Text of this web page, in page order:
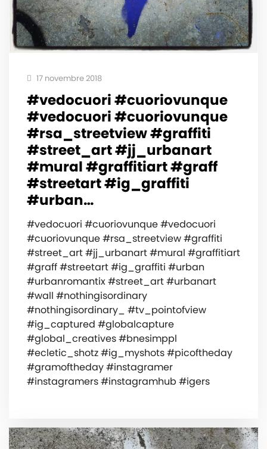
17 novembre 2018
#vedocuori #cuoriovunque
#vedocuori #cuoriovunque
#rsa_streetview #graffiti
#street_art #jj_urbanart
#mural #graffitiart #graff
#streetart #ig_graffiti
#urban…
#vedocuori #cuoriovunque #vedocuori
#cuoriovunque #rsa_streetview #graffiti
#street_art #jj_urbanart #mural #graffitiart
#graff #streetart #ig_graffiti #urban
#urbanromantix #street_art #urbanart
#wall #nothingisordinary
#nothingisordinary_ #tv_pointofview
#ig_captured #globalcapture
#global_creatives #bnesimppl
#ecletic_shotz #ig_myshots #picoftheday
#gramoftheday #instagramer
#instagramers #instagramhub #igers